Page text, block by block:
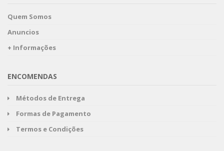
Quem Somos
Anuncios
+ Informações
ENCOMENDAS
Métodos de Entrega
Formas de Pagamento
Termos e Condições